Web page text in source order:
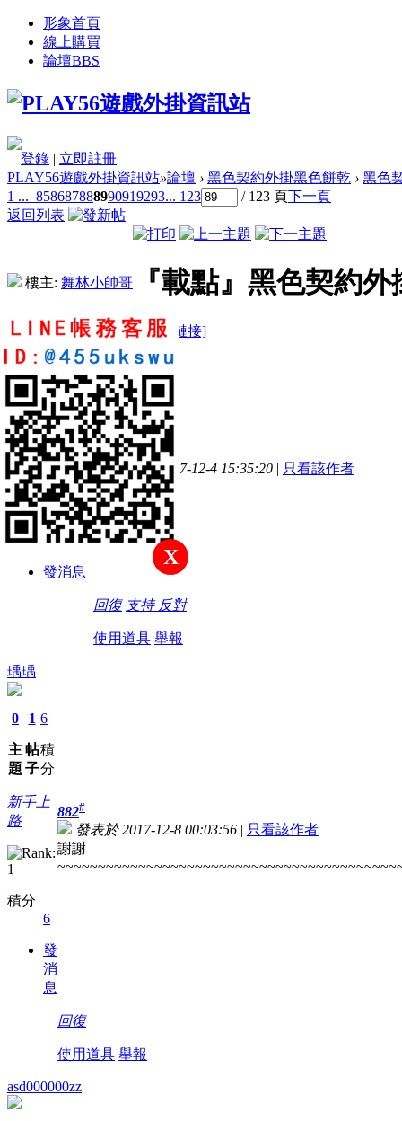
形象首頁
線上購買
論壇BBS
登錄 | 立即註冊
PLAY56遊戲外掛資訊站»論壇 › 黑色契約外掛黑色餅乾 › 黑色
1 ... 858687888990919293... 123 / 123 頁下一頁
返回列表
樓主: 舞林小帥哥 『載點』黑色契約
[複製鏈接]
milu6969
0
主題
1
帖子
4
積分
新手上路
積分
4
發消息
881 #
發表於 2017-12-4 15:35:20 | 只看該作者
讚讚讚讚讚
回復 支持 反對
使用道具 舉報
瑀瑀
0
主
題
1
帖
子
6
積
分
新手上
路
積分
6
發
消
息
882#
發表於 2017-12-8 00:03:56 | 只看該作者
謝謝
回復
使用道具 舉報
asd000000zz
X